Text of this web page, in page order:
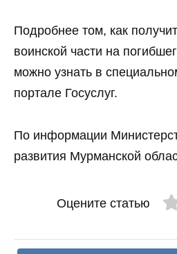
Подробнее том, как
воинской части на
можно узнать в
портале Госуслуг.
По информации
развития Мурманской
Оцените статью